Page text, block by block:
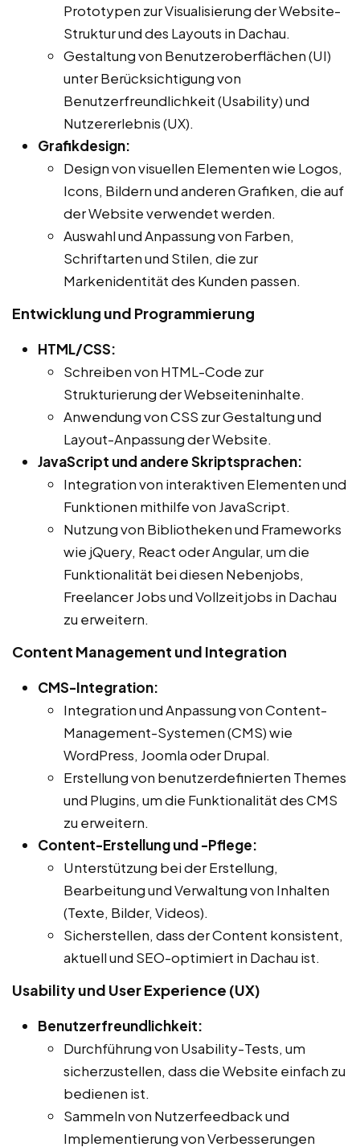
Prototypen zur Visualisierung der Website-
Struktur und des Layouts in Dachau.
Gestaltung von Benutzeroberflächen (UI)
unter Berücksichtigung von
Benutzerfreundlichkeit (Usability) und
Nutzererlebnis (UX).
Grafikdesign:
Design von visuellen Elementen wie Logos,
Icons, Bildern und anderen Grafiken, die auf
der Website verwendet werden.
Auswahl und Anpassung von Farben,
Schriftarten und Stilen, die zur
Markenidentität des Kunden passen.
Entwicklung und Programmierung
HTML/CSS:
Schreiben von HTML-Code zur
Strukturierung der Webseiteninhalte.
Anwendung von CSS zur Gestaltung und
Layout-Anpassung der Website.
JavaScript und andere Skriptsprachen:
Integration von interaktiven Elementen und
Funktionen mithilfe von JavaScript.
Nutzung von Bibliotheken und Frameworks
wie jQuery, React oder Angular, um die
Funktionalität bei diesen Nebenjobs,
Freelancer Jobs und Vollzeitjobs in Dachau
zu erweitern.
Content Management und Integration
CMS-Integration:
Integration und Anpassung von Content-
Management-Systemen (CMS) wie
WordPress, Joomla oder Drupal.
Erstellung von benutzerdefinierten Themes
und Plugins, um die Funktionalität des CMS
zu erweitern.
Content-Erstellung und -Pflege:
Unterstützung bei der Erstellung,
Bearbeitung und Verwaltung von Inhalten
(Texte, Bilder, Videos).
Sicherstellen, dass der Content konsistent,
aktuell und SEO-optimiert in Dachau ist.
Usability und User Experience (UX)
Benutzerfreundlichkeit:
Durchführung von Usability-Tests, um
sicherzustellen, dass die Website einfach zu
bedienen ist.
Sammeln von Nutzerfeedback und
Implementierung von Verbesserungen